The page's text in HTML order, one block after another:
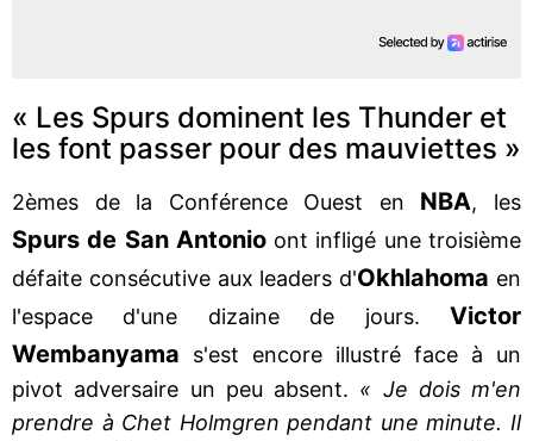
« Les Spurs dominent les Thunder et
les font passer pour des mauviettes »
2èmes de la Conférence Ouest en NBA, les
Spurs de San Antonioont infligé une troisième
défaite consécutive aux leaders d'Okhlahoma en
l'espace d'une dizaine de jours. Victor
Wembanyama s'est encore illustré face à un
pivot adversaire un peu absent. « Je dois m'en
prendre à Chet Holmgren pendant une minute. Il